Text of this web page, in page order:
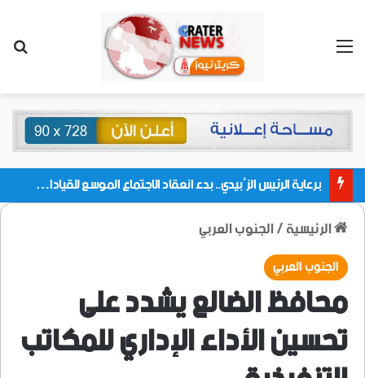
القائمة
برعاية الرئيس الزُبيدي.. بدء انعقاد الاجتماع الموسع للقيادات المحلية بالعاصمة ولمديريات وكتل مجلس العموم ومنسقيات الجامعة بالعاصمة عدن
الرئيسية/الجنوب العربي
الجنوب العربي
محافظ الضالع يشدد على
تحسين الأداء الإداري للمكاتب